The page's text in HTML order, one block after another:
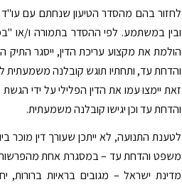
לחזור בהם מהסדר הטיעון שנחתם עם
ובין במשתמע. לפי ההסדר בתמורה ו/או
הולמת את מקצוע עריכת הדין, ייסגר התיק
והדחת עד, ותחתיו תוגש קובלנה משמעתית
זאת יימצו עמו את הדין הפלילי על ידי
והדחת עד וכן יגישו קובלנה משמעתית.
לטענת התנועה, לא ייתכן שעורך דין מוכר
משפט והדחת עד – במסגרת אחת מהפרשות
מדינת ישראל – מגובים בראיות ברורות,